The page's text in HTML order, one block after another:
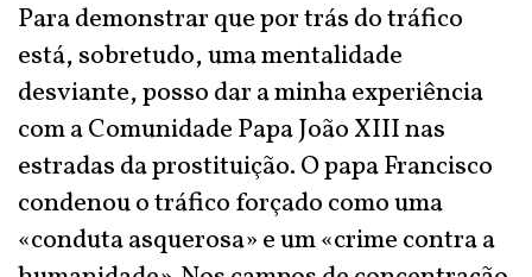
Para demonstrar que por trás do tráfico
está, sobretudo, uma mentalidade
desviante, posso dar a minha experiência
com a Comunidade Papa João XIII nas
estradas da prostituição. O papa Francisco
condenou o tráfico forçado como uma
«conduta asquerosa» e um «crime contra a